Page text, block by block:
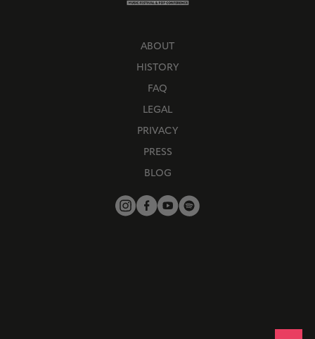
ABOUT
HISTORY
FAQ
LEGAL
PRIVACY
PRESS
BLOG